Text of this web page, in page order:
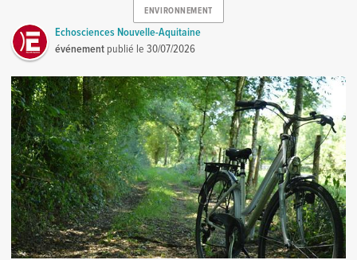
ENVIRONNEMENT
Echosciences Nouvelle-Aquitaine
événement publié le30/07/2026